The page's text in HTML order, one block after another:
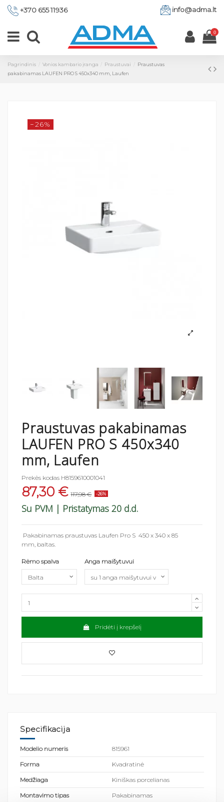
+370 655 11936 info@adma.lt
0
Pagrindinis Vonios kambario įranga Praustuvai
Praustuvas
pakabinamas LAUFEN PRO S 450x340 mm, Laufen
−26%
Praustuvas pakabinamas
LAUFEN PRO S 450x340
mm, Laufen
Prekės kodas H8159610001041
87,30 € 117,98 € -26%
Su PVM | Pristatymas 20 d.d.
Pakabinamas praustuvas Laufen Pro S 450 x 340 x 85
mm, baltas.
Rėmo spalva Anga maišytuvui
Pridėti į krepšelį
Specifikacija
Modelio numeris 815961
Forma Kvadratinė
Medžiaga Kiniškas porcelianas
Montavimo tipas Pakabinamas